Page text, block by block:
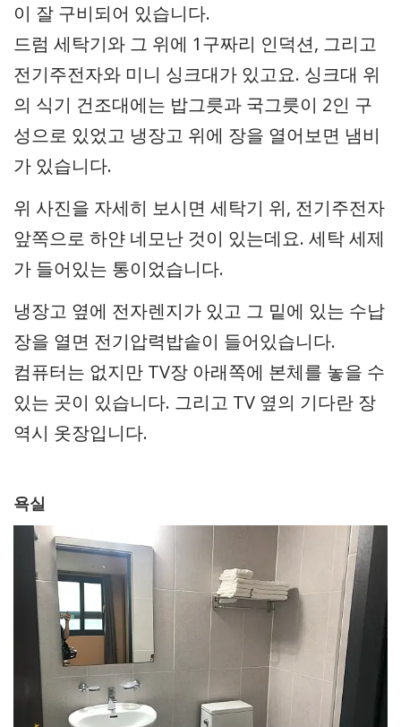
이 잘 구비되어 있습니다.
드럼 세탁기와 그 위에 1구짜리 인덕션, 그리고
전기주전자와 미니 싱크대가 있고요. 싱크대 위
의 식기 건조대에는 밥그릇과 국그릇이 2인 구
성으로 있었고 냉장고 위에 장을 열어보면 냄비
가 있습니다.
위 사진을 자세히 보시면 세탁기 위, 전기주전자
앞쪽으로 하얀 네모난 것이 있는데요. 세탁 세제
가 들어있는 통이었습니다.
냉장고 옆에 전자렌지가 있고 그 밑에 있는 수납
장을 열면 전기압력밥솥이 들어있습니다.
컴퓨터는 없지만 TV장 아래쪽에 본체를 놓을 수
있는 곳이 있습니다. 그리고 TV 옆의 기다란 장
역시 옷장입니다.
욕실